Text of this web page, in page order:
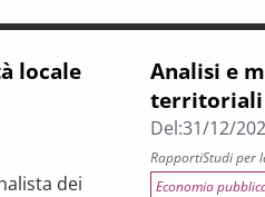
locale
dei
Analisi e
territoriali
Del:31/12/
RapportiStudi per
Economia